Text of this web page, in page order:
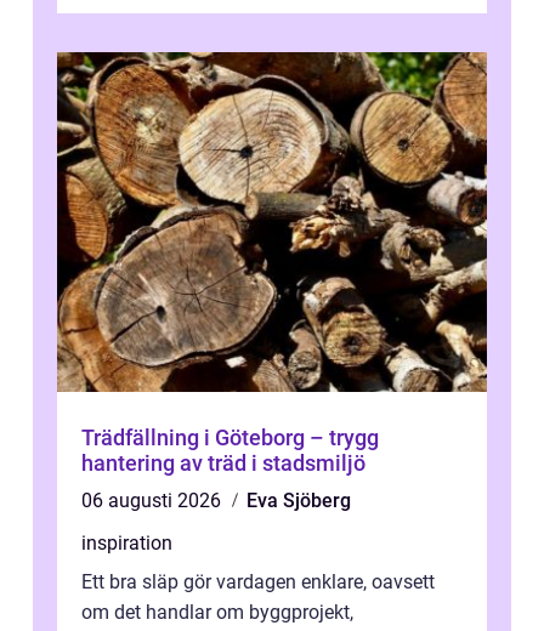
Trädfällning i Göteborg – trygg
hantering av träd i stadsmiljö
06 augusti 2026
Eva Sjöberg
inspiration
Ett bra släp gör vardagen enklare, oavsett
om det handlar om byggprojekt,